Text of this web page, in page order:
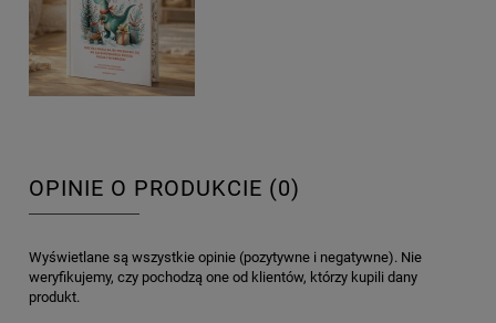
OPINIE O PRODUKCIE (0)
Wyświetlane są wszystkie opinie (pozytywne i negatywne). Nie
weryfikujemy, czy pochodzą one od klientów, którzy kupili dany
produkt.